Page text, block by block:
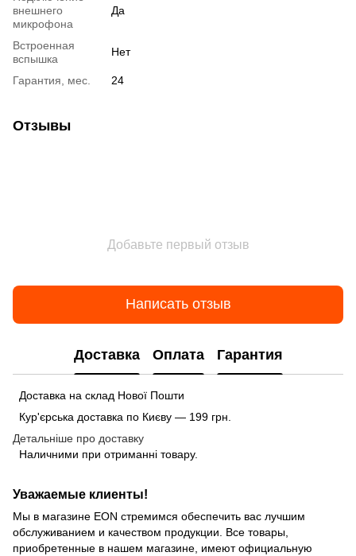
внешнего
микрофона
Да
Встроенная
вспышка
Нет
Гарантия, мес. 24
Отзывы
Добавьте первый отзыв
Написать отзыв
Доставка Оплата Гарантия
Доставка на склад Нової Пошти
Кур'єрська доставка по Києву — 199 грн.
Детальніше про доставку
Наличними при отриманні товару.
Уважаемые клиенты!
Мы в магазине EON стремимся обеспечить вас лучшим
обслуживанием и качеством продукции. Все товары,
приобретенные в нашем магазине, имеют официальную